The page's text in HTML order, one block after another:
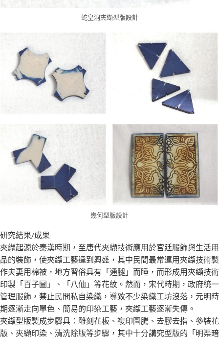
蛇皇洞夾纈型版設計
幾何型版設計
研究結果/成果
夾纈起源於秦漢時期，至唐代夾纈技術應用於宮廷服飾與生活用
品的裝飾，使夾纈工藝達到興盛，其中民間最常運用夾纈技術製
作夫妻用棉被，地方習俗具有「通腿」而睡，而形成用夾纈技術
印製「百子圖」、「八仙」等花紋。然而，宋代時期，政府統一
管理服飾，禁止民間私自染織，導致不少染織工坊沒落，元明時
期逐漸走向單色、簡易的印染工藝，夾纈工藝逐漸失傳。
夾纈型版製成步驟具：雕刻花板、複印圖騰、去膠去指、參裝花
版、夾纈印染、清洗除版等步驟，其中十分講究型版的「明渠暗